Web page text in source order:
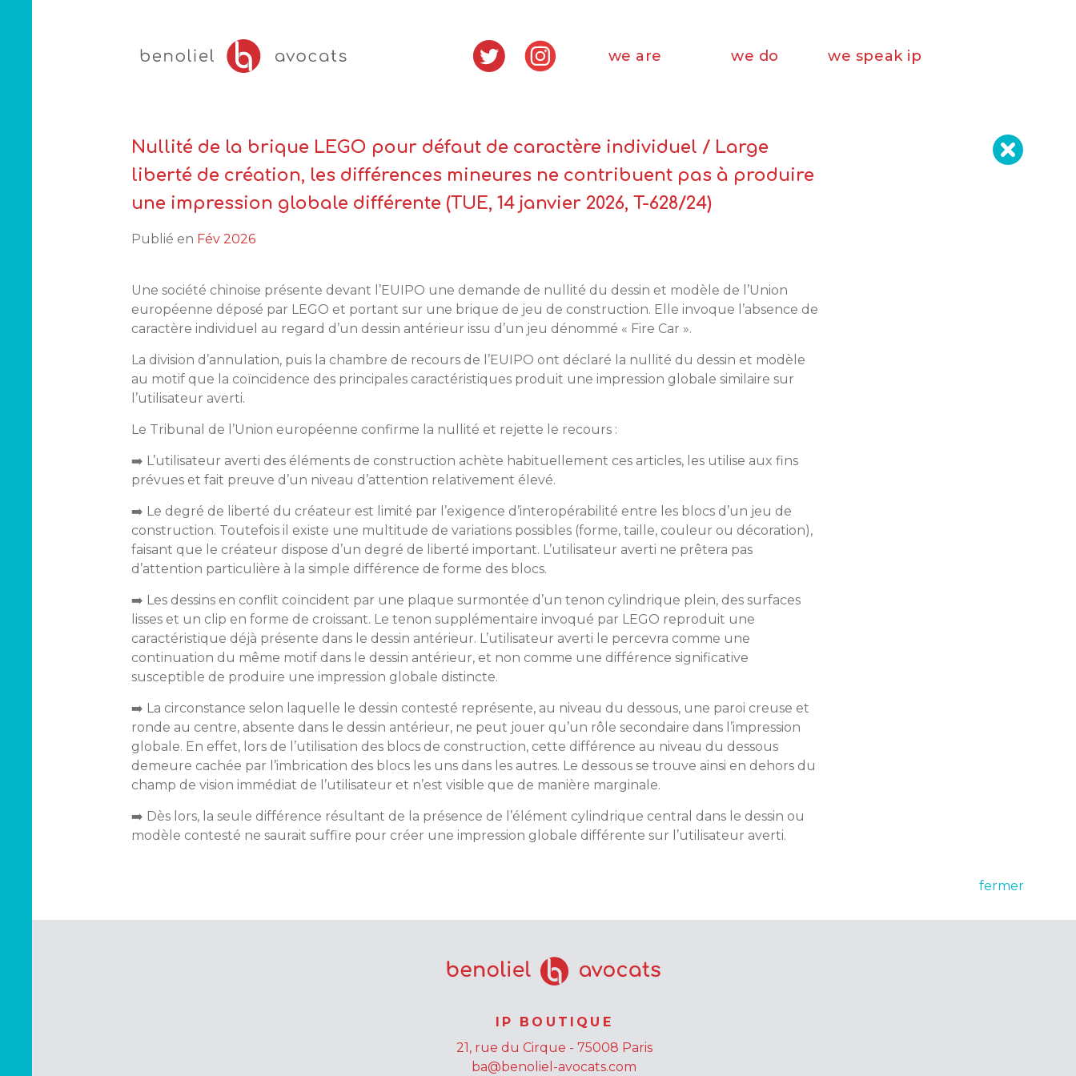
we are we do we speak ip
Nullité de la brique LEGO pour défaut de caractère individuel / Large
liberté de création, les différences mineures ne contribuent pas à produire
une impression globale différente (TUE, 14 janvier 2026, T-628/24)
Publié en Fév 2026
Une société chinoise présente devant l’EUIPO une demande de nullité du dessin et modèle de l’Union
européenne déposé par LEGO et portant sur une brique de jeu de construction. Elle invoque l’absence de
caractère individuel au regard d’un dessin antérieur issu d’un jeu dénommé « Fire Car ».
La division d’annulation, puis la chambre de recours de l’EUIPO ont déclaré la nullité du dessin et modèle
au motif que la coïncidence des principales caractéristiques produit une impression globale similaire sur
l’utilisateur averti.
Le Tribunal de l’Union européenne confirme la nullité et rejette le recours :
➡️ L’utilisateur averti des éléments de construction achète habituellement ces articles, les utilise aux fins
prévues et fait preuve d’un niveau d’attention relativement élevé.
➡️ Le degré de liberté du créateur est limité par l’exigence d’interopérabilité entre les blocs d’un jeu de
construction. Toutefois il existe une multitude de variations possibles (forme, taille, couleur ou décoration),
faisant que le créateur dispose d’un degré de liberté important. L’utilisateur averti ne prêtera pas
d’attention particulière à la simple différence de forme des blocs.
➡️ Les dessins en conflit coïncident par une plaque surmontée d’un tenon cylindrique plein, des surfaces
lisses et un clip en forme de croissant. Le tenon supplémentaire invoqué par LEGO reproduit une
caractéristique déjà présente dans le dessin antérieur. L’utilisateur averti le percevra comme une
continuation du même motif dans le dessin antérieur, et non comme une différence significative
susceptible de produire une impression globale distincte.
➡️ La circonstance selon laquelle le dessin contesté représente, au niveau du dessous, une paroi creuse et
ronde au centre, absente dans le dessin antérieur, ne peut jouer qu’un rôle secondaire dans l’impression
globale. En effet, lors de l’utilisation des blocs de construction, cette différence au niveau du dessous
demeure cachée par l’imbrication des blocs les uns dans les autres. Le dessous se trouve ainsi en dehors du
champ de vision immédiat de l’utilisateur et n’est visible que de manière marginale.
➡️ Dès lors, la seule différence résultant de la présence de l’élément cylindrique central dans le dessin ou
modèle contesté ne saurait suffire pour créer une impression globale différente sur l’utilisateur averti.
fermer
IP BOUTIQUE
21, rue du Cirque - 75008 Paris
ba@benoliel-avocats.com